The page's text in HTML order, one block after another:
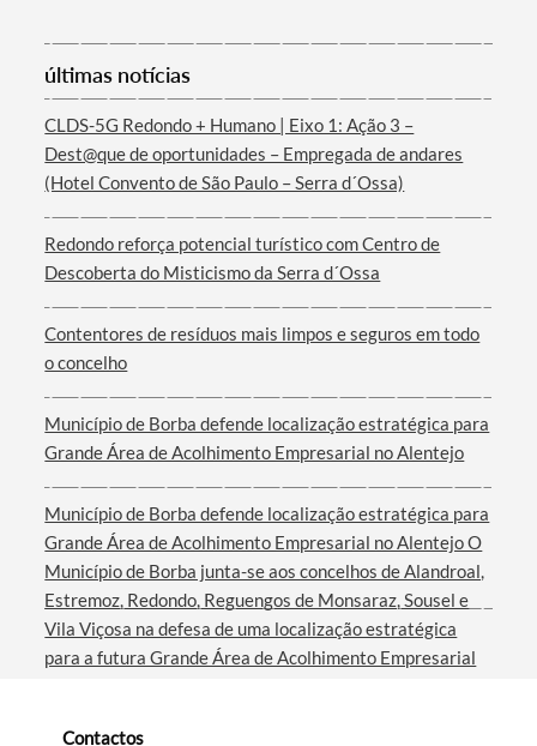
Termo de Pesquisa
Categorias gerais
Filtros
últimas notícias
CLDS-5G Redondo + Humano | Eixo 1: Ação 3 –
Dest@que de oportunidades – Empregada de andares
(Hotel Convento de São Paulo – Serra d´Ossa)
Redondo reforça potencial turístico com Centro de
Descoberta do Misticismo da Serra d´Ossa
Contentores de resíduos mais limpos e seguros em todo
o concelho
Município de Borba defende localização estratégica para
Grande Área de Acolhimento Empresarial no Alentejo
Município de Borba defende localização estratégica para
Grande Área de Acolhimento Empresarial no Alentejo O
Município de Borba junta-se aos concelhos de Alandroal,
Estremoz, Redondo, Reguengos de Monsaraz, Sousel e
Vila Viçosa na defesa de uma localização estratégica
para a futura Grande Área de Acolhimento Empresarial
Contactos